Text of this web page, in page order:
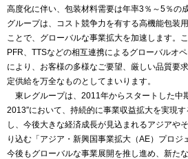
高度化に伴い、包装材料需要は年率3％～5％の
グループは、コスト競争力を有する高機能包装
ことで、グローバルな事業拡大を加速します。
PFR、TTSなどの相互連携によるグローバルオ
により、お客様の多様なご要望、厳しい品質要
定供給を万全なものとしてまいります。
東レグループは、2011年からスタートした中
2013″において、持続的に事業収益拡大を実現
し、今後大きな経済成長が見込まれるアジアや
り込む「アジア・新興国事業拡大（AE）プロジ
今後もグローバルな事業展開を推し進め、新た